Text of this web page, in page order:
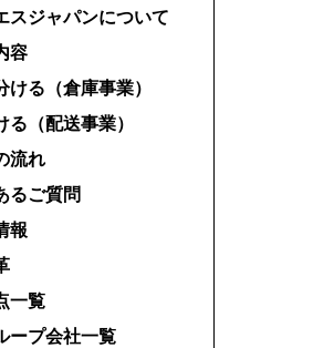
スジャパンについて
容
ける（倉庫事業）
る（配送事業）
流れ
るご質問
報
一覧
ープ会社一覧